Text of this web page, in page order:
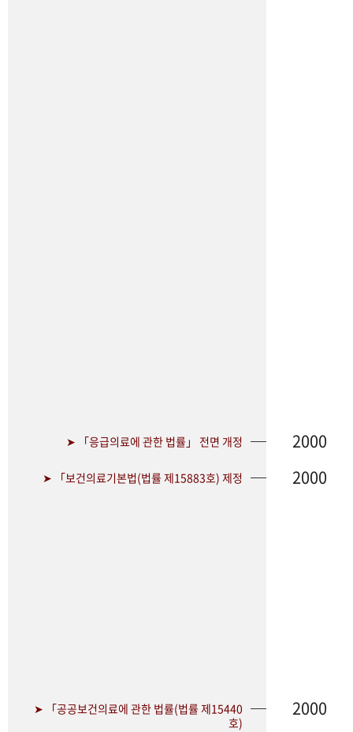
➤ 「응급의료에 관한 법률」 전면 개정 2000
➤ 「보건의료기본법(법률 제15883호) 제정 2000
➤ 「공공보건의료에 관한 법률(법률 제15440
호)
2000